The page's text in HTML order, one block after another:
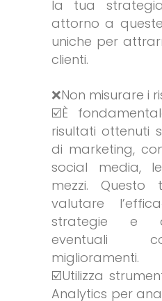
la tua
attorno a
uniche per
clienti.
❌Non misurare i
☑️È
risultati ottenuti
di marketing,
social media,
mezzi.
valutare
strategie e
eventuali
miglioramenti.
☑️Utilizza
Analytics per